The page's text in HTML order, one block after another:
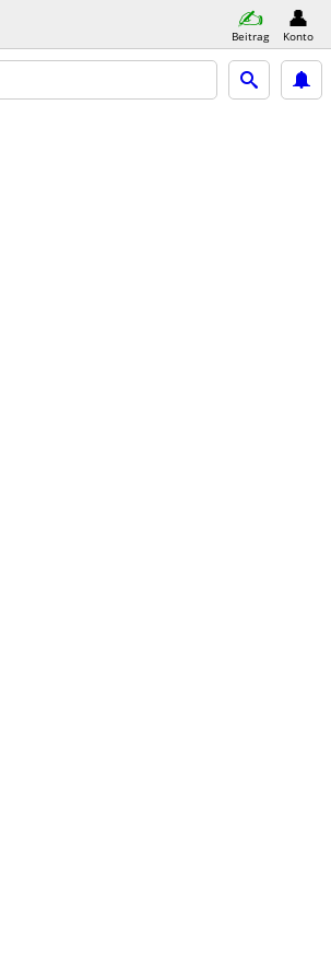
Beitrag Konto